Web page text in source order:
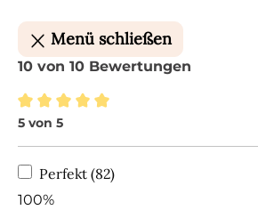
Menü schließen
10 von 10 Bewertungen
Durchschnittliche Bewertung
5 von 5
Perfekt (82)
100%